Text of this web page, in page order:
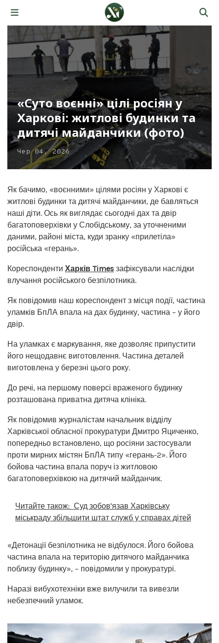
«Суто воєнні» цілі росіян у
Харкові: житлові будинки та
дитячі майданчики (фото)
Чер 04, 2026
Як бачимо, «воєнними» цілями росіян у Харкові є
житлові будинки та дитячі майданчики, де бавляться
наші діти. Ось як виглядає сьогодні дах та двір
багатоповерхівки у Слобідському, за уточненими
даними, районі міста, куди зранку «прилетіла»
російська «герань».
Кореспонденти Харків Times зафіксували наслідки
влучання російського безпілотника.
Як повідомив наш кореспондент з місця події, частина
уламків БпЛА впала на дах будинку, частина – у його
двір.
На уламках є маркування, яке дозволяє припустити
його нещодавнє виготовлення. Частина деталей
виготовлена у березні цього року.
До речі, на першому поверсі враженого будинку
розташована приватна дитяча клініка.
Як повідомив журналістам начальник відділу
Харківської обласної прокуратури Дмитро Яциченко,
попередньо встановлено, що росіяни застосували
проти мирних містян БпЛА типу «герань-2». Його
бойова частина впала поруч із житловою
багатоповерхівкою на дитячий майданчик.
Читайте також: Суд зобов'язав Харківську
міськраду збільшити штат служб у справах дітей
«Детонації безпілотника не відбулося. Його бойова
частина впала на територію дитячого майданчика
поблизу будинку», – повідомили у прокуратурі.
Наразі вибухотехніки вже вилучили та вивезли
небезпечний уламок.